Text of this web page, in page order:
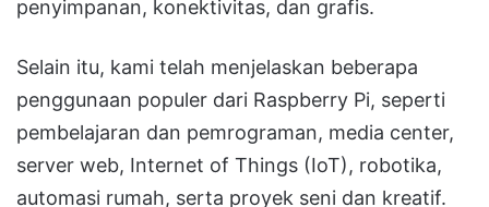
penyimpanan, konektivitas, dan grafis.
Selain itu, kami telah menjelaskan beberapa
penggunaan populer dari Raspberry Pi, seperti
pembelajaran dan pemrograman, media center,
server web, Internet of Things (IoT), robotika,
automasi rumah, serta proyek seni dan kreatif.